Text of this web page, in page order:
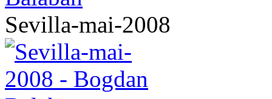
Sevilla-mai-2008